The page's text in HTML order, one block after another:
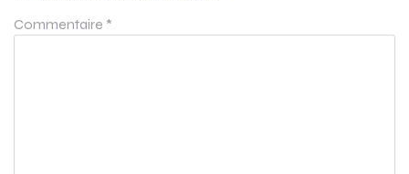
Commentaire *